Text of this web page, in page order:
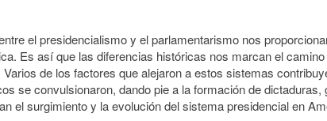
el presidencialismo y el parlamentarismo nos
Es así que las diferencias históricas nos marcan el
de los factores que alejaron a estos sistemas
se convulsionaron, dando pie a la formación de
el surgimiento y la evolución del sistema presidencial en